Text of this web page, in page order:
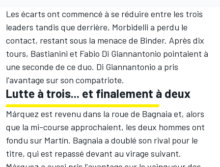
Les écarts ont commencé à se réduire entre les trois
leaders tandis que derrière, Morbidelli a perdu le
contact, restant sous la menace de Binder. Après dix
tours, Bastianini et Fabio Di Giannantonio pointaient à
une seconde de ce duo. Di Giannantonio a pris
l'avantage sur son compatriote.
Lutte à trois... et finalement à deux
Márquez est revenu dans la roue de Bagnaia et, alors
que la mi-course approchaient, les deux hommes ont
fondu sur Martín. Bagnaia a doublé son rival pour le
titre, qui est repassé devant au virage suivant.